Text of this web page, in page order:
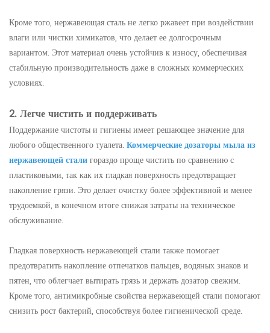
Кроме того, нержавеющая сталь не легко ржавеет при воздействии
влаги или чистки химикатов, что делает ее долгосрочным
вариантом. Этот материал очень устойчив к износу, обеспечивая
стабильную производительность даже в сложных коммерческих
условиях.
2. Легче чистить и поддерживать
Поддержание чистоты и гигиены имеет решающее значение для
любого общественного туалета.Коммерческие дозаторы мыла из
нержавеющей сталигораздо проще чистить по сравнению с
пластиковыми, так как их гладкая поверхность предотвращает
накопление грязи. Это делает очистку более эффективной и менее
трудоемкой, в конечном итоге снижая затраты на техническое
обслуживание.
Гладкая поверхность нержавеющей стали также помогает
предотвратить накопление отпечатков пальцев, водяных знаков и
пятен, что облегчает вытирать грязь и держать дозатор свежим.
Кроме того, антимикробные свойства нержавеющей стали помогают
снизить рост бактерий, способствуя более гигиенической среде.